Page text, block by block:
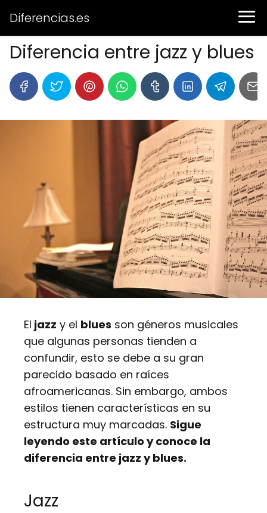
Diferencias.es
Diferencia entre jazz y blues
El jazz y el blues son géneros musicales
que algunas personas tienden a
confundir, esto se debe a su gran
parecido basado en raíces
afroamericanas. Sin embargo, ambos
estilos tienen características en su
estructura muy marcadas. Sigue
leyendo este artículo y conoce la
diferencia entre jazz y blues.
Jazz